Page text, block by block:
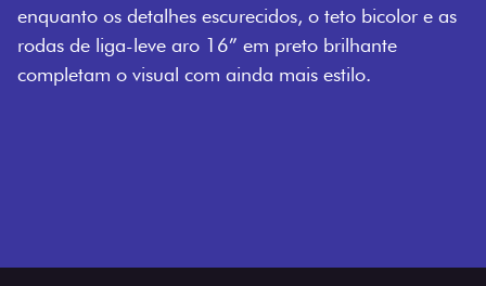
enquanto os detalhes escurecidos, o teto bicolor e as
rodas de liga-leve aro 16” em preto brilhante
completam o visual com ainda mais estilo.